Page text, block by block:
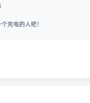
充电的人吧！